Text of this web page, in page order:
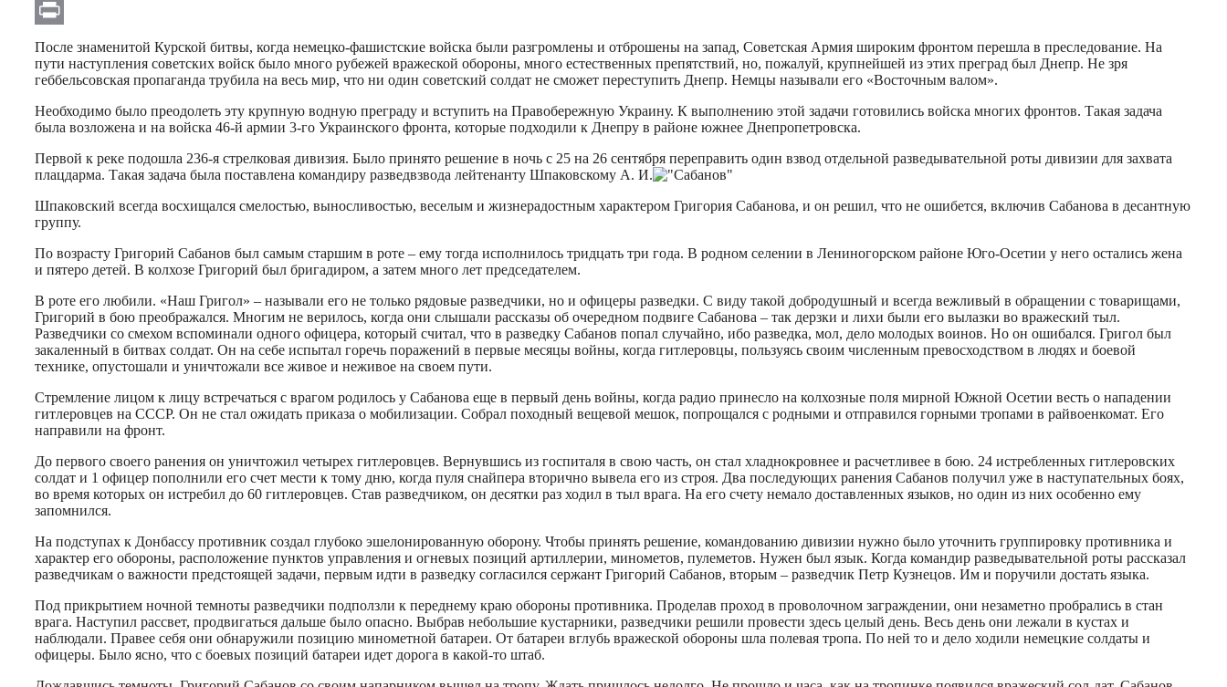
Email
Print
После знаменитой Курской битвы, когда немецко-фашистские войска были разгромлены и отброшены на запад, Советская Армия широким фронтом перешла в преследование. На
пути наступления советских войск было много рубежей вражеской обороны, много естественных препятствий, но, пожалуй, крупнейшей из этих преград был Днепр. Не зря
геббельсовская пропаганда трубила на весь мир, что ни один советский солдат не сможет переступить Днепр. Немцы называли его «Восточным валом».
Необходимо было преодолеть эту крупную водную преграду и вступить на Правобережную Украину. К выполнению этой задачи готовились войска многих фронтов. Такая задача
была возложена и на войска 46-й армии 3-го Украинского фронта, которые подходили к Днепру в районе южнее Днепропетровска.
Первой к реке подошла 236-я стрелковая дивизия. Было принято решение в ночь с 25 на 26 сентября переправить один взвод отдельной разведывательной роты дивизии для захвата
плацдарма. Такая задача была поставлена командиру разведвзвода лейтенанту Шпаковскому А. И.
Шпаковский всегда восхищался смелостью, выносливостью, веселым и жизнерадостным характером Григория Сабанова, и он решил, что не ошибется, включив Сабанова в десантную
группу.
По возрасту Григорий Сабанов был самым старшим в роте – ему тогда исполнилось тридцать три года. В родном селении в Лениногорском районе Юго-Осетии у него остались жена
и пятеро детей. В колхозе Григорий был бригадиром, а затем много лет председателем.
В роте его любили. «Наш Григол» – называли его не только рядовые разведчики, но и офицеры разведки. С виду такой добродушный и всегда вежливый в обращении с товарищами,
Григорий в бою преображался. Многим не верилось, когда они слышали рассказы об очередном подвиге Сабанова – так дерзки и лихи были его вылазки во вражеский тыл.
Разведчики со смехом вспоминали одного офицера, который считал, что в разведку Сабанов попал случайно, ибо разведка, мол, дело молодых воинов. Но он ошибался. Григол был
закаленный в битвах солдат. Он на себе испытал горечь поражений в первые месяцы войны, когда гитлеровцы, пользуясь своим численным превосходством в людях и боевой
технике, опустошали и уничтожали все живое и неживое на своем пути.
Стремление лицом к лицу встречаться с врагом родилось у Сабанова еще в первый день войны, когда радио принесло на колхозные поля мирной Южной Осетии весть о нападении
гитлеровцев на СССР. Он не стал ожидать приказа о мобилизации. Собрал походный вещевой мешок, попрощался с родными и отправился горными тропами в райвоенкомат. Его
направили на фронт.
До первого своего ранения он уничтожил четырех гитлеровцев. Вернувшись из госпиталя в свою часть, он стал хладнокровнее и расчетливее в бою. 24 истребленных гитлеровских
солдат и 1 офицер пополнили его счет мести к тому дню, когда пуля снайпера вторично вывела его из строя. Два последующих ранения Сабанов получил уже в наступательных боях,
во время которых он истребил до 60 гитлеровцев. Став разведчиком, он десятки раз ходил в тыл врага. На его счету немало доставленных языков, но один из них особенно ему
запомнился.
На подступах к Донбассу противник создал глубоко эшелонированную оборону. Чтобы принять решение, командованию дивизии нужно было уточнить группировку противника и
характер его обороны, расположение пунктов управления и огневых позиций артиллерии, минометов, пулеметов. Нужен был язык. Когда командир разведывательной роты рассказал
разведчикам о важности предстоящей задачи, первым идти в разведку согласился сержант Григорий Сабанов, вторым – разведчик Петр Кузнецов. Им и поручили достать языка.
Под прикрытием ночной темноты разведчики подползли к переднему краю обороны противника. Проделав проход в проволочном заграждении, они незаметно пробрались в стан
врага. Наступил рассвет, продвигаться дальше было опасно. Выбрав небольшие кустарники, разведчики решили провести здесь целый день. Весь день они лежали в кустах и
наблюдали. Правее себя они обнаружили позицию минометной батареи. От батареи вглубь вражеской обороны шла полевая тропа. По ней то и дело ходили немецкие солдаты и
офицеры. Было ясно, что с боевых позиций батареи идет дорога в какой-то штаб.